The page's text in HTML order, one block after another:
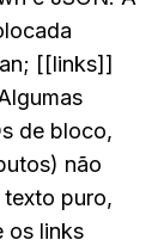
[[links]]
de bloco,
não
puro,
os links